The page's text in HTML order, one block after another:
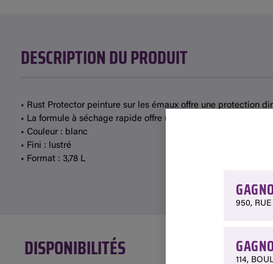
950, RUE
114,
DESCRIPTION DU PRODUIT
• Rust Protector peinture sur les émaux offre une protection
• La formule à séchage rapide offre une finition résistante qui
• Couleur : blanc
• Fini : lustré
• Format : 3,78 L
DISPONIBILITÉS